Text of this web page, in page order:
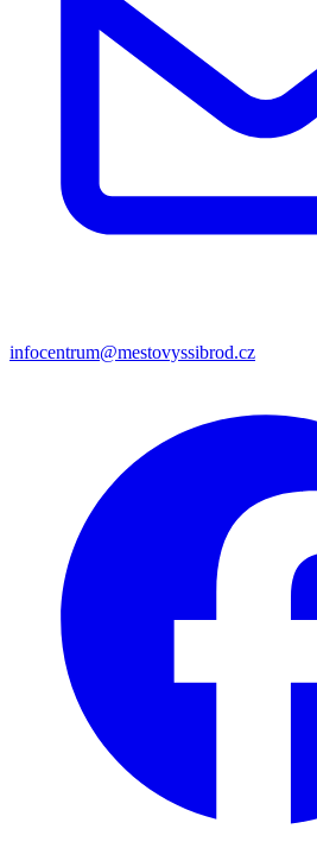
infocentrum@mestovyssibrod.cz